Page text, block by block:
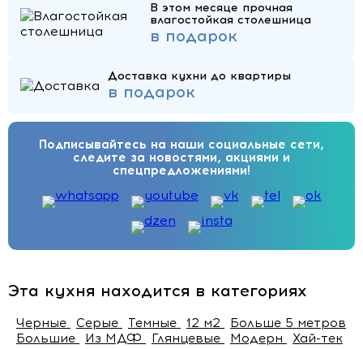
В этом месяце прочная
влагостойкая столешница
в подарок
Доставка кухни до квартиры
в подарок
Подписывайтесь на наши социальные сети,
следите за новостями, акциями и
спецпредложениями!
Эта кухня находится в категориях
Черные Серые Темные 12 м2
Больше 5 метров
Большие
Из МДФ Глянцевые Модерн
Хай-тек